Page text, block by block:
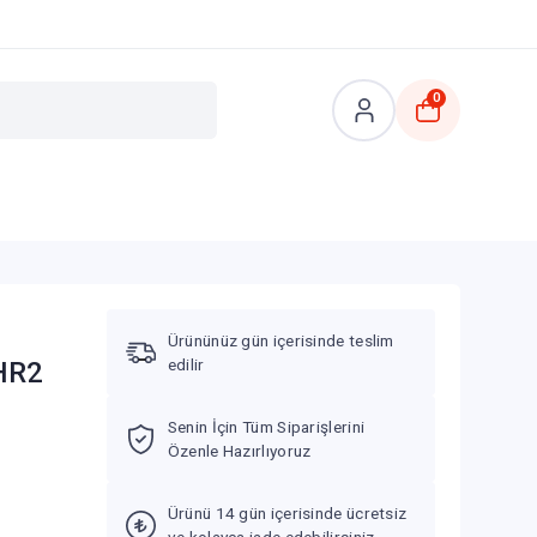
0
Ürününüz gün içerisinde teslim
edilir
Senin İçin Tüm Siparişlerini
Özenle Hazırlıyoruz
Ürünü 14 gün içerisinde ücretsiz